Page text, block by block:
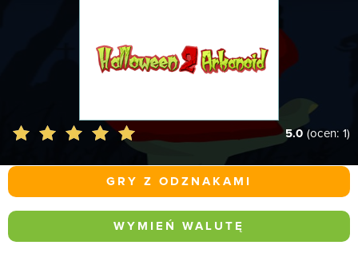
5.0 (ocen: 1)
GRY Z ODZNAKAMI
WYMIEŃ WALUTĘ